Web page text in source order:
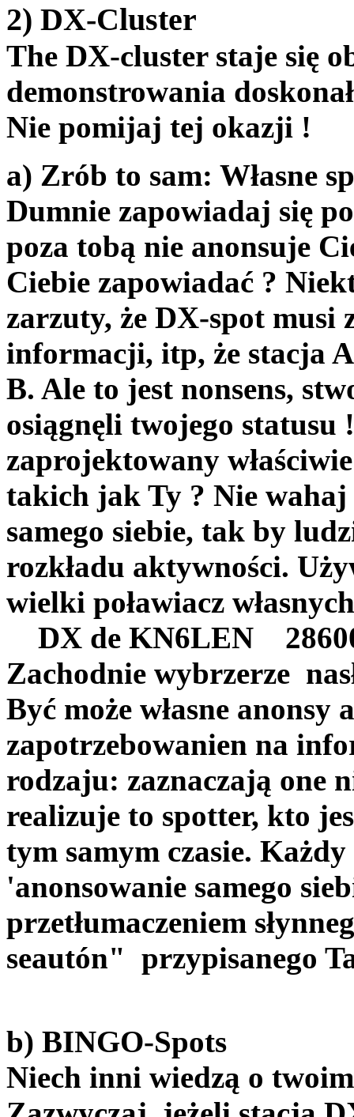
2) DX-Cluster
The DX-cluster staje się
demonstrowania
Nie pomijaj tej okazji !
a) Zrób to sam: Własne
Dumnie zapowiadaj się
poza tobą nie anonsuje
Ciebie zapowiadać ?
zarzuty, że DX-spot musi
informacji, itp, że stacja
B. Ale to jest nonsens,
osiągnęli twojego statusu
zaprojektowany
takich jak Ty ? Nie wahaj
samego siebie, tak by
rozkładu aktywności.
wielki poławiacz
DX de KN6LEN
Zachodnie wybrzerze
Być może własne
zapotrzebowanien na
rodzaju: zaznaczają one
realizuje to spotter, kto
tym samym czasie.
'anonsowanie samego
przetłumaczeniem
seautón" przypisanego
b) BINGO-Spots
Niech inni wiedzą o